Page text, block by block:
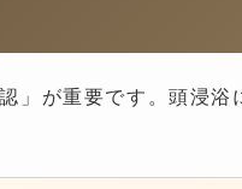
」が重要です。頭浸浴